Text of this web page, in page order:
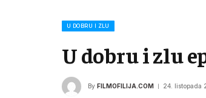
U DOBRU I ZLU
U dobru i zlu
By FILMOFILIJA.COM 24. listopada